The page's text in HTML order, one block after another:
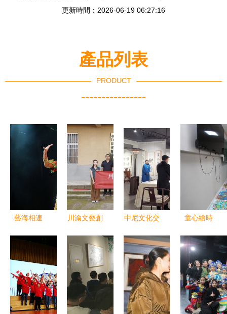
更新時間：2026-06-19 06:27:16
產品列表
PRODUCT
----------------
藝海相連
中泰青少年
文化藝術交
流盛典圓滿
舉行
川渝文藝創
團走進巴中
通江，共繪
巴山蜀水新
畫卷
中尼文化交
友誼之花綻
放慧和天語
藝術空間
童心繪時
風華——濟
寧市第十一
屆少兒文化
藝術交流活
動書畫攝影